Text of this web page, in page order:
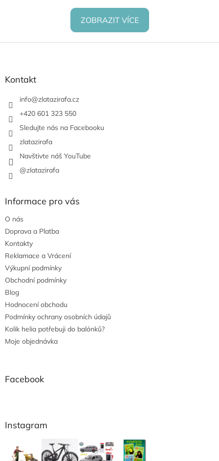
ZOBRAZIT VÍCE
Z
Kontakt
info@zlatazirafa.cz
+420 601 323 550
Sledujte nás na Facebooku
zlatazirafa
Navštivte náš YouTube
@zlatazirafa
Informace pro vás
O nás
Doprava a Platba
Kontakty
Reklamace a Vrácení
Výkupní podmínky
Obchodní podmínky
Blog
Hodnocení obchodu
Podmínky ochrany osobních údajů
Kolik helia potřebuji do balónků?
Moje objednávka
Facebook
Instagram